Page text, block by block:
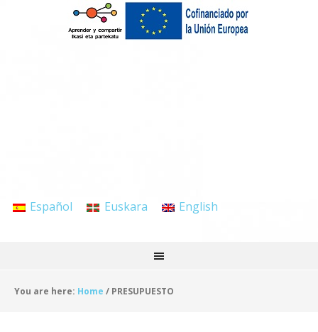
Español Euskara English
You are here: Home / PRESUPUESTO